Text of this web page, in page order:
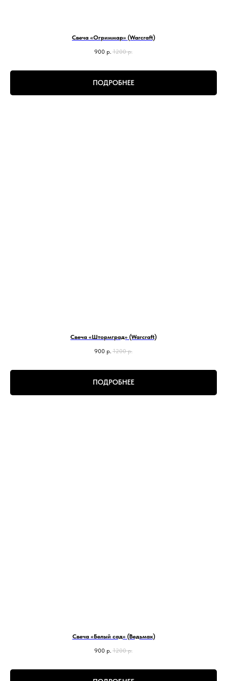
Свеча «Огриммар» (Warcraft)
900 р. 1200 р.
ПОДРОБНЕЕ
Свеча «Штормград» (Warcraft)
900 р. 1200 р.
ПОДРОБНЕЕ
Свеча «Белый сад» (Ведьмак)
900 р. 1200 р.